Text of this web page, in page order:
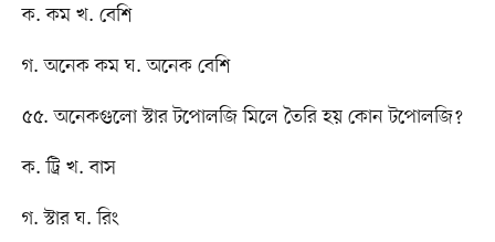
ক. কম খ. বেশি
গ. অনেক কম ঘ. অনেক বেশি
৫৫. অনেকগুলো স্টার টপোলজি মিলে তৈরি হয় কোন টপোলজি?
ক. ট্রি খ. বাস
গ. স্টার ঘ. রিং